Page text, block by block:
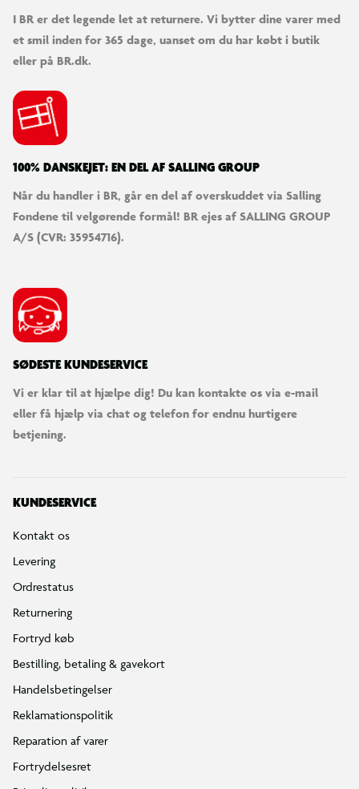
I BR er det legende let at returnere. Vi bytter dine varer med
et smil inden for 365 dage, uanset om du har købt i butik
eller på BR.dk.
100% DANSKEJET: EN DEL AF SALLING GROUP
Når du handler i BR, går en del af overskuddet via Salling
Fondene til velgørende formål! BR ejes af SALLING GROUP
A/S (CVR: 35954716).
SØDESTE KUNDESERVICE
Vi er klar til at hjælpe dig! Du kan kontakte os via e-mail
eller få hjælp via chat og telefon for endnu hurtigere
betjening.
KUNDESERVICE
Kontakt os
Levering
Ordrestatus
Returnering
Fortryd køb
Bestilling, betaling & gavekort
Handelsbetingelser
Reklamationspolitik
Reparation af varer
Fortrydelsesret